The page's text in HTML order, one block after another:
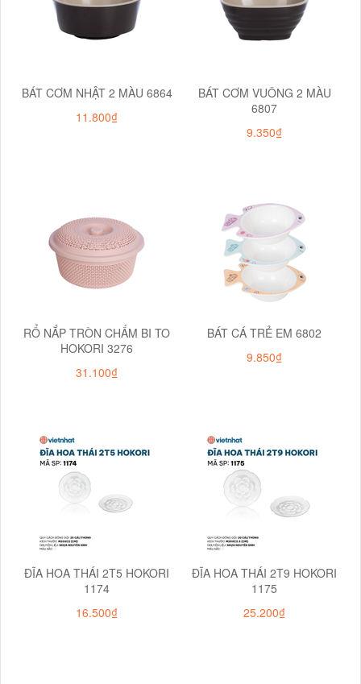
BÁT CƠM NHẬT 2 MÀU 6864
11.800₫
BÁT CƠM VUÔNG 2 MÀU
6807
9.350₫
RỔ NẮP TRÒN CHẤM BI TO
HOKORI 3276
31.100₫
BÁT CÁ TRẺ EM 6802
9.850₫
ĐĨA HOA THÁI 2T5 HOKORI
1174
16.500₫
ĐĨA HOA THÁI 2T9 HOKORI
1175
25.200₫